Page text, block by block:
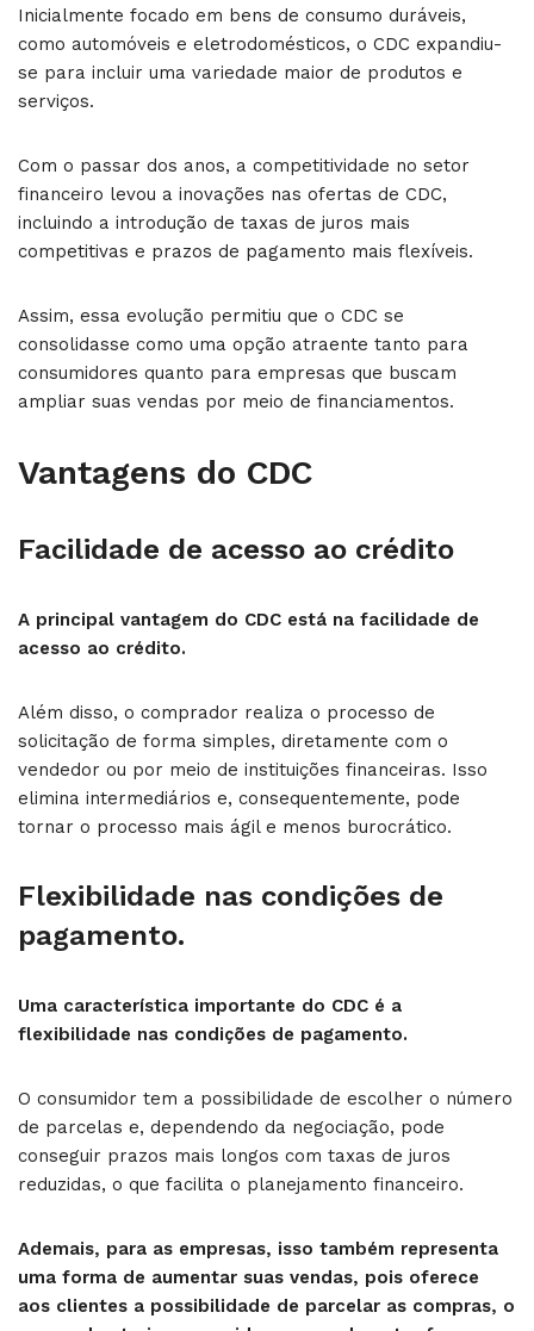
Inicialmente focado em bens de consumo duráveis,
como automóveis e eletrodomésticos, o CDC expandiu-
se para incluir uma variedade maior de produtos e
serviços.
Com o passar dos anos, a competitividade no setor
financeiro levou a inovações nas ofertas de CDC,
incluindo a introdução de taxas de juros mais
competitivas e prazos de pagamento mais flexíveis.
Assim, essa evolução permitiu que o CDC se
consolidasse como uma opção atraente tanto para
consumidores quanto para empresas que buscam
ampliar suas vendas por meio de financiamentos.
Vantagens do CDC
Facilidade de acesso ao crédito
A principal vantagem do CDC está na facilidade de
acesso ao crédito.
Além disso, o comprador realiza o processo de
solicitação de forma simples, diretamente com o
vendedor ou por meio de instituições financeiras. Isso
elimina intermediários e, consequentemente, pode
tornar o processo mais ágil e menos burocrático.
Flexibilidade nas condições de
pagamento.
Uma característica importante do CDC é a
flexibilidade nas condições de pagamento.
O consumidor tem a possibilidade de escolher o número
de parcelas e, dependendo da negociação, pode
conseguir prazos mais longos com taxas de juros
reduzidas, o que facilita o planejamento financeiro.
Ademais, para as empresas, isso também representa
uma forma de aumentar suas vendas, pois oferece
aos clientes a possibilidade de parcelar as compras, o